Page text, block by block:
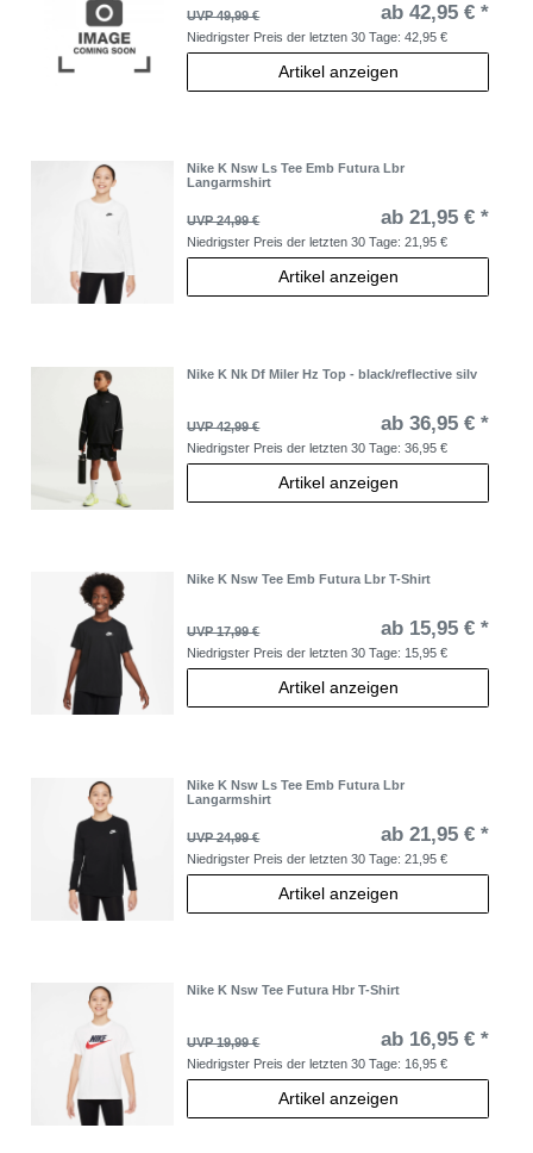
UVP 49,99 € ab 42,95 € *
Niedrigster Preis der letzten 30 Tage:42,95 €
Artikel anzeigen
Nike K Nsw Ls Tee Emb Futura Lbr
Langarmshirt
UVP 24,99 € ab 21,95 € *
Niedrigster Preis der letzten 30 Tage:21,95 €
Artikel anzeigen
Nike K Nk Df Miler Hz Top - black/reflective silv
UVP 42,99 € ab 36,95 € *
Niedrigster Preis der letzten 30 Tage:36,95 €
Artikel anzeigen
Nike K Nsw Tee Emb Futura Lbr T-Shirt
UVP 17,99 € ab 15,95 € *
Niedrigster Preis der letzten 30 Tage: 15,95 €
Artikel anzeigen
Nike K Nsw Ls Tee Emb Futura Lbr
Langarmshirt
UVP 24,99 € ab 21,95 € *
Niedrigster Preis der letzten 30 Tage:21,95 €
Artikel anzeigen
Nike K Nsw Tee Futura Hbr T-Shirt
UVP 19,99 € ab 16,95 € *
Niedrigster Preis der letzten 30 Tage: 16,95 €
Artikel anzeigen